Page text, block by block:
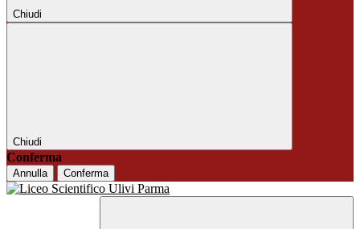
Chiudi
Chiudi
Conferma
Annulla Conferma